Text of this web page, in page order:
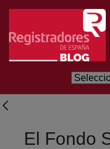
Eduki nagusira joan
El Fondo